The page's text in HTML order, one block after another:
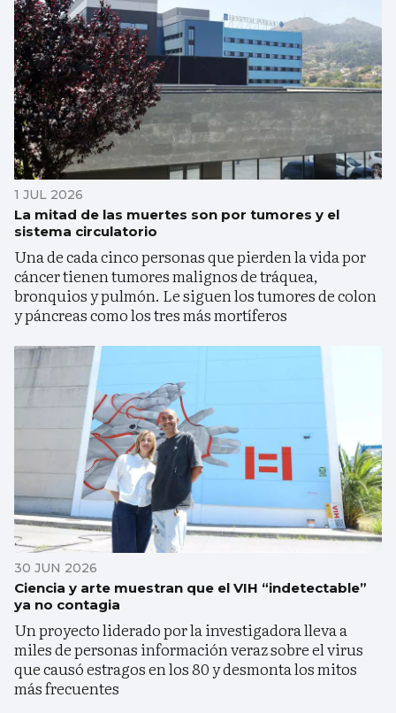
1 JUL 2026
La mitad de las muertes son por tumores y el
sistema circulatorio
Una de cada cinco personas que pierden la vida por
cáncer tienen tumores malignos de tráquea,
bronquios y pulmón. Le siguen los tumores de colon
y páncreas como los tres más mortíferos
30 JUN 2026
Ciencia y arte muestran que el VIH “indetectable”
ya no contagia
Un proyecto liderado por la investigadora lleva a
miles de personas información veraz sobre el virus
que causó estragos en los 80 y desmonta los mitos
más frecuentes